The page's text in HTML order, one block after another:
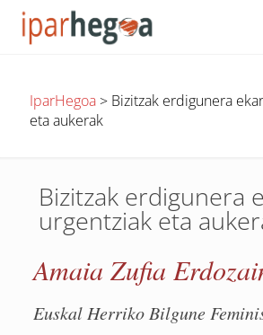
IparHegoa> Bizitzak erdigunera
eta aukerak
Bizitzak erdigunera
urgentziak eta
Amaia Zufia
Euskal Herriko Bilgune